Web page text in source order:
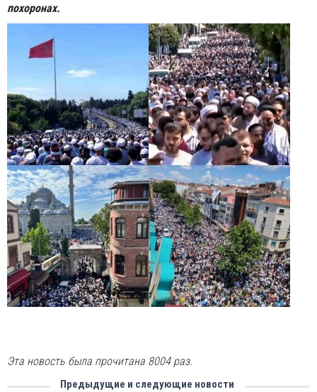
похоронах.
Эта новость была прочитана 8004 раз.
Предыдущие и следующие новости